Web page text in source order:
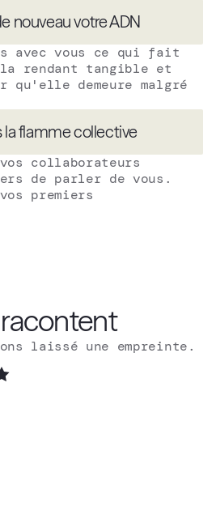
nouveau votre ADN
avec vous ce qui fait
rendant tangible et
qu'elle demeure malgré
la flamme collective
vos collaborateurs
de parler de vous.
premiers
laissé une empreinte.